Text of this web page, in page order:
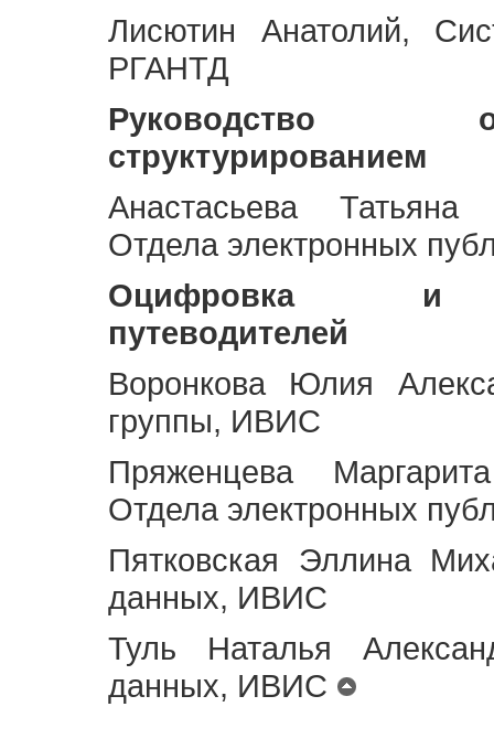
Лисютин Анатолий,
РГАНТД
Руководство
структурированием
Анастасьева Татьяна
Отдела электронных
Оцифровка и
путеводителей
Воронкова Юлия
группы, ИВИС
Пряженцева
Отдела электронных
Пятковская Эллина
данных, ИВИС
Туль Наталья
данных, ИВИС